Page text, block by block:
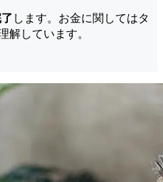
します。お金に関してはタ
解しています。